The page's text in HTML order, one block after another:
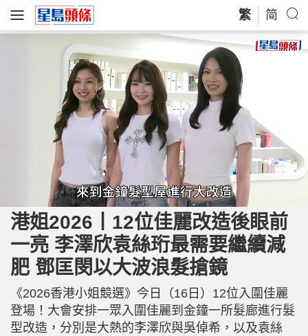
繁 简
n
m
u
t
L
o
4
1
.
4
2
港姐2026丨12位佳麗改造後眼前
一亮 李澤欣袁絲珩最需要繼續減
肥 鄧匡閔以大波浪髮搶鏡
《2026香港小姐競選》今日（16日）12位入圍佳麗
登場！大會安排一眾入圍佳麗到金鐘一所髮廊進行髮
型改造，分別是大熱的李澤欣與吳倬希，以及袁絲